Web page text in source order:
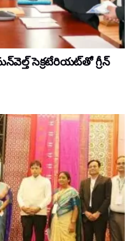
సెక్రటేరియట్‌తో గ్రీన్